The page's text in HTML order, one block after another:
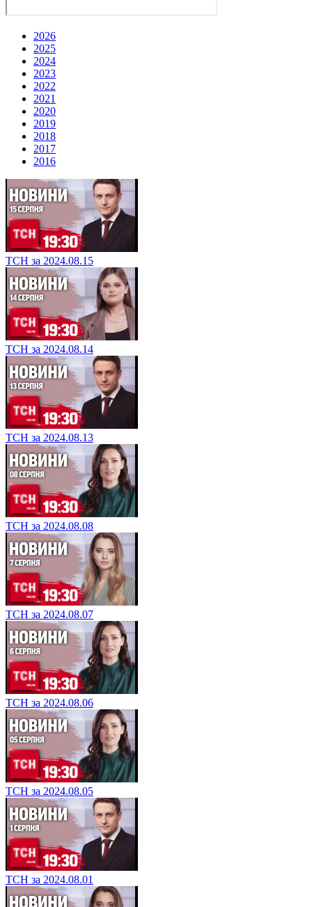
2026
2025
2024
2023
2022
2021
2020
2019
2018
2017
2016
ТСН за 2024.08.15
ТСН за 2024.08.14
ТСН за 2024.08.13
ТСН за 2024.08.08
ТСН за 2024.08.07
ТСН за 2024.08.06
ТСН за 2024.08.05
ТСН за 2024.08.01